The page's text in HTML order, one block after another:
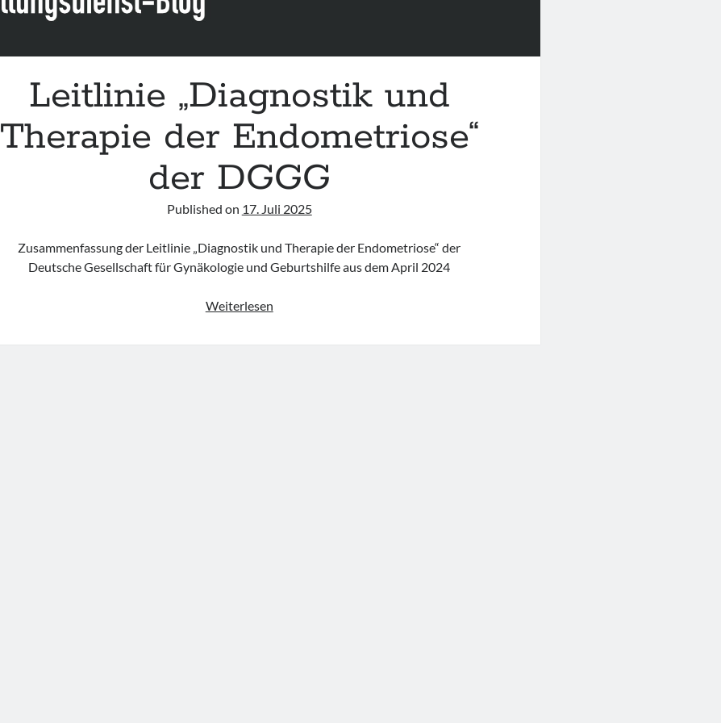
Leitlinie „Diagnostik und
Therapie der Endometriose“
der DGGG
Published on 17. Juli 2025
Zusammenfassung der Leitlinie „Diagnostik und Therapie der Endometriose“ der
Deutsche Gesellschaft für Gynäkologie und Geburtshilfe aus dem April 2024
WeiterlesenLeitlinie